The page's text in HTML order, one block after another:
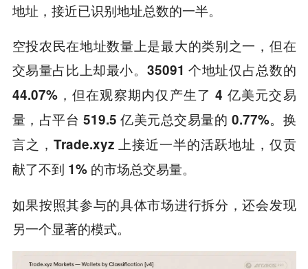
地址，接近已识别地址总数的一半。
空投农民在地址数量上是最大的类别之一，但在
交易量占比上却最小。 35091 个地址仅占总数的
44.07%，但在观察期内仅产生了 4 亿美元交易
量，占平台 519.5 亿美元总交易量的 0.77%。换
言之，Trade.xyz 上接近一半的活跃地址，仅贡
献了不到 1% 的市场总交易量。
如果按照其参与的具体市场进行拆分，还会发现
另一个显著的模式。